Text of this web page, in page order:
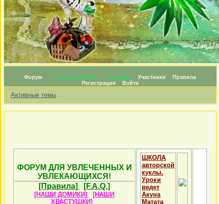
Форум Личные топики Награды Участники
Правила
Регистрация
Войти
Активные темы
ФОРУМ ДЛЯ УВЛЕЧЕННЫХ И
УВЛЕКАЮЩИХСЯ!
[Правила]
[F.A.Q.]
[НАШИ ДОМИКИ]
[НАШИ
ХВАСТУШКИ]
ШКОЛА
авторской
куклы.
Уроки
ведет
Акуна
Матата